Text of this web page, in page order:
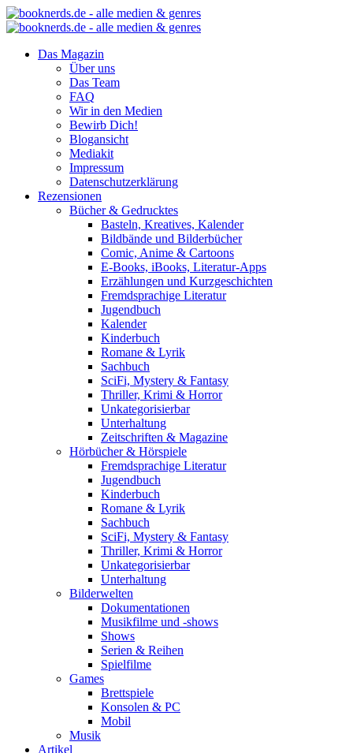
Das Magazin
Über uns
Das Team
FAQ
Wir in den Medien
Bewirb Dich!
Blogansicht
Mediakit
Impressum
Datenschutzerklärung
Rezensionen
Bücher & Gedrucktes
Basteln, Kreatives, Kalender
Bildbände und Bilderbücher
Comic, Anime & Cartoons
E-Books, iBooks, Literatur-Apps
Erzählungen und Kurzgeschichten
Fremdsprachige Literatur
Jugendbuch
Kalender
Kinderbuch
Romane & Lyrik
Sachbuch
SciFi, Mystery & Fantasy
Thriller, Krimi & Horror
Unkategorisierbar
Unterhaltung
Zeitschriften & Magazine
Hörbücher & Hörspiele
Fremdsprachige Literatur
Jugendbuch
Kinderbuch
Romane & Lyrik
Sachbuch
SciFi, Mystery & Fantasy
Thriller, Krimi & Horror
Unkategorisierbar
Unterhaltung
Bilderwelten
Dokumentationen
Musikfilme und -shows
Shows
Serien & Reihen
Spielfilme
Games
Brettspiele
Konsolen & PC
Mobil
Musik
Artikel